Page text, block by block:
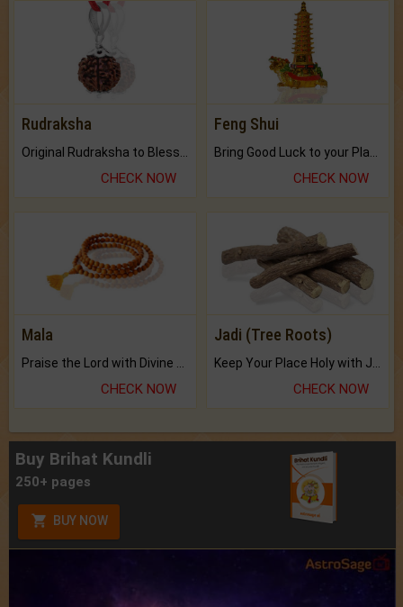
Rudraksha
CHECK NOW
Feng Shui
CHECK NOW
Mala
Praise the Lord with Divine Energies of Mala.
CHECK NOW
Jadi (Tree Roots)
Keep Your Place Holy with Jadi.
CHECK NOW
Buy Brihat Kundli
250+ pages
BUY NOW